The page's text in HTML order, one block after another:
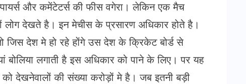
और कमेंटेटर्स की फीस वगेरा। लेकिन एक मैच
लोग देखते है। इन मेचीस के प्रसारण अधिकार होते है।
जिस देश मे हो रहे होंगे उस देश के क्रिकेट बोर्ड से
बोलिया लगाती है इस अधिकार को पाने के लिए। पर यह
देखनेवालों की संख्या करोड़ों मे है। जब इतनी बड़ी